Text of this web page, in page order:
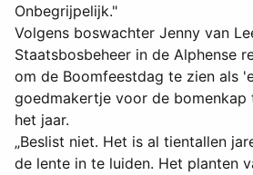
Onbegrijpelijk."
Volgens boswachter Jenny van
Staatsbosbeheer in de Alphense
om de Boomfeestdag te zien als
goedmakertje voor de bomenkap
het jaar.
„Beslist niet. Het is al tientallen
de lente in te luiden. Het planten